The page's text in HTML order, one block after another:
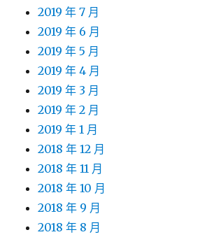
2019 年 7 月
2019 年 6 月
2019 年 5 月
2019 年 4 月
2019 年 3 月
2019 年 2 月
2019 年 1 月
2018 年 12 月
2018 年 11 月
2018 年 10 月
2018 年 9 月
2018 年 8 月